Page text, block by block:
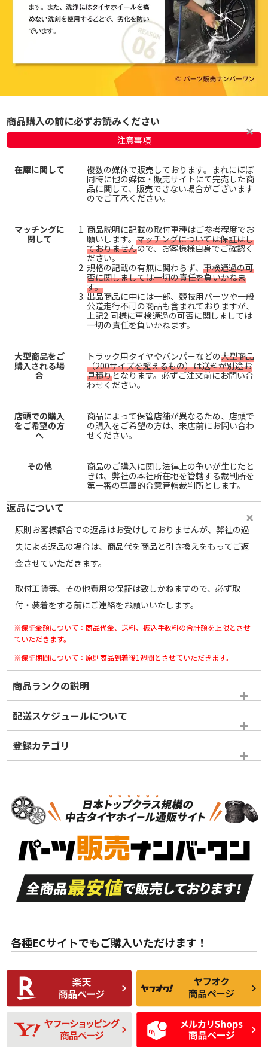
商品購入の前に必ずお読みください
注意事項
在庫に関して
複数の媒体で販売しております。まれにほぼ
同時に他の媒体・販売サイトにて完売した商
品に関して、販売できない場合がございます
のでご了承ください。
マッチングに
関して
商品説明に記載の取付車種はご参考程度でお
願いします。 マッチングについては保証はし
ておりませんので、お客様様自身でご確認く
ださい。
規格の記載の有無に関わらず、 車検通過の可
否に関しましては一切の責任を負いかねま
す。
出品商品に中には一部、競技用パーツや一般
公道走行不可の商品も含まれておりますが、
上記2.同様に車検通過の可否に関しましては
一切の責任を負いかねます。
大型商品をご
購入される場
合
トラック用タイヤやバンパーなどの大型商品
（200サイズを超えるもの）は送料が別途お
見積りとなります。必ずご注文前にお問い合
わせください。
店頭での購入
をご希望の方
へ
商品によって保管店舗が異なるため、店頭で
の購入をご希望の方は、来店前にお問い合わ
せください。
その他
商品のご購入に関し法律上の争いが生じたと
きは、弊社の本社所在地を管轄する裁判所を
第一審の専属的合意管轄裁判所とします。
返品について
原則お客様都合での返品はお受けしておりませんが、弊社の過
失による返品の場合は、商品代を商品と引き換えをもってご返
金させていただきます。
取付工賃等、その他費用の保証は致しかねますので、必ず取
付・装着をする前にご連絡をお願いいたします。
※保証金額について：商品代金、送料、振込手数料の合計額を上限とさせ
ていただきます。
※保証期間について：原則商品到着後1週間とさせていただきます。
商品ランクの説明
※商品ランクは出品者の主観により判断しておりますので、あら
かじめご了承ください。
ホイールランク
S
品）
S
新車外し品（新古
付き
A
走行距離も少なく、
目立つ傷もほとんど
ない中古品
A
走行距離も少なく、
非常に状態の良い中
古品
な中古品
んどない中古品
C
比較的きれいな中古
品
C
られるが、使用に問
題のない中古品
D
使用感や目立つ傷が
あり、一般的な中古
品
D
残り溝も少なく、偏
磨耗がみられ、短期
間使用できるくらい
の中古品
配送スケジュールについて
登録カテゴリ
スタッドレスタイヤホイールセット
各種ECサイトでもご購入いただけます！